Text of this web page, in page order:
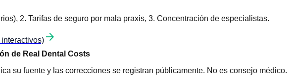
2. Tarifas de seguro por mala praxis, 3. Concentración de especialistas.
arrow_forward
de Real Dental Costs
su fuente y las correcciones se registran públicamente. No es consejo médico.